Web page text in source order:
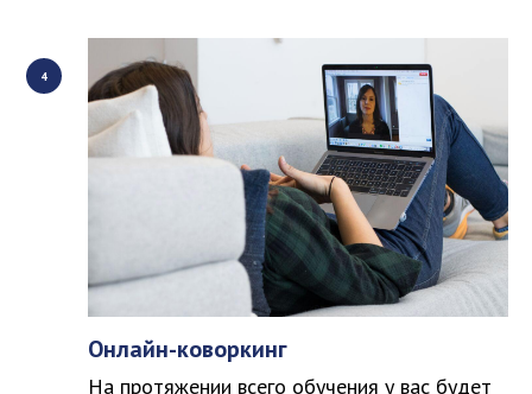
Онлайн-коворкинг
На протяжении всего обучения у вас будет